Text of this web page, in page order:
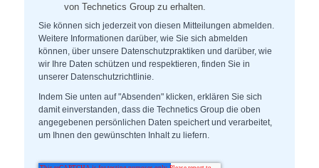
von Technetics Group zu erhalten.
Sie können sich jederzeit von diesen Mitteilungen abmelden.
Weitere Informationen darüber, wie Sie sich abmelden
können, über unsere Datenschutzpraktiken und darüber, wie
wir Ihre Daten schützen und respektieren, finden Sie in
unserer Datenschutzrichtlinie.
Indem Sie unten auf "Absenden" klicken, erklären Sie sich
damit einverstanden, dass die Technetics Group die oben
angegebenen persönlichen Daten speichert und verarbeitet,
um Ihnen den gewünschten Inhalt zu liefern.